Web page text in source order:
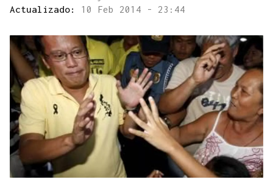
Actualizado: 10 Feb 2014 - 23:44